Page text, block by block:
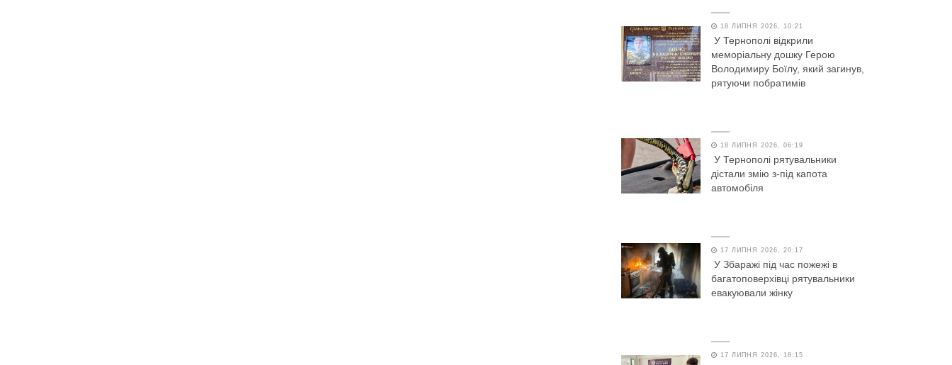
18 ЛИПНЯ 2026, 10:21
У Тернополі відкрили
меморіальну дошку Герою
Володимиру Боїлу, який загинув,
рятуючи побратимів
18 ЛИПНЯ 2026, 06:19
У Тернополі рятувальники
дістали змію з-під капота
автомобіля
17 ЛИПНЯ 2026, 20:17
У Збаражі під час пожежі в
багатоповерхівці рятувальники
евакуювали жінку
17 ЛИПНЯ 2026, 18:15